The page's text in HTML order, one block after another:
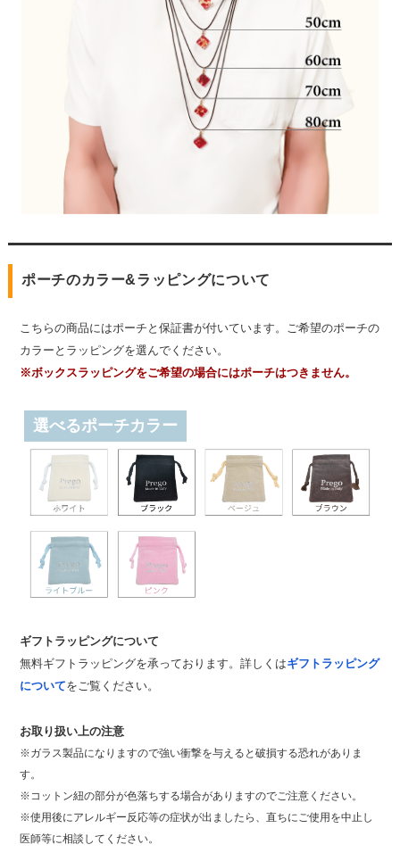
ポーチのカラー&ラッピングについて
こちらの商品にはポーチと保証書が付いています。ご希望のポーチの
カラーとラッピングを選んでください。
※ボックスラッピングをご希望の場合にはポーチはつきません。
選べるポーチカラー
ギフトラッピングについて
無料ギフトラッピングを承っております。詳しくはギフトラッピング
についてをご覧ください。
お取り扱い上の注意
※ガラス製品になりますので強い衝撃を与えると破損する恐れがありま
す。
※コットン紐の部分が色落ちする場合がありますのでご注意ください。
※使用後にアレルギー反応等の症状が出ましたら、直ちにご使用を中止し
医師等に相談してください。